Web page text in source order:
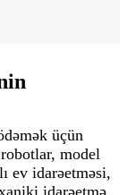
üçün
model
ev idarəetməsi,